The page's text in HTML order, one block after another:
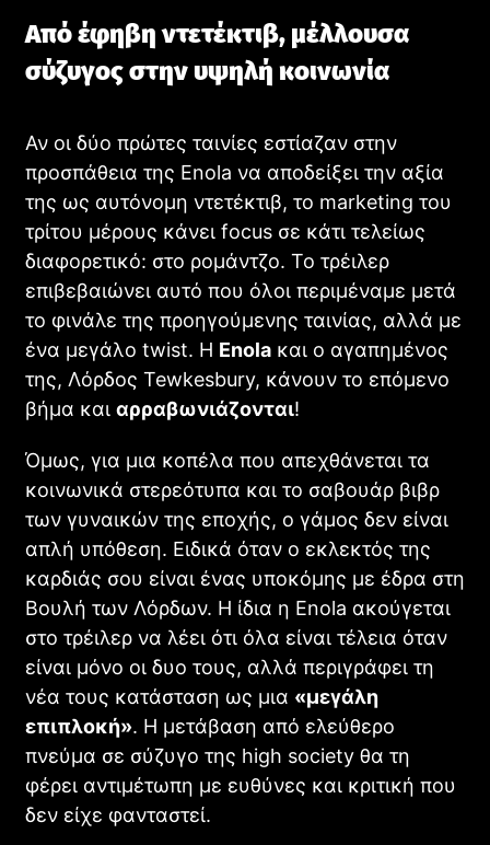
Blade Runner 2099: Πρώτο Teaser για τη Νέα Sci-Fi
Σειρά με τη Michelle Yeoh
STREAMING
Ebenezer: Ο Johnny Depp Μεταμορφώνεται στον
Σκοτεινό Scrooge του Ti West
CINEMA
Από έφηβη ντετέκτιβ, μέλλουσα
σύζυγος στην υψηλή κοινωνία
Αν οι δύο πρώτες ταινίες εστίαζαν στην
προσπάθεια της Enola να αποδείξει την αξία
της ως αυτόνομη ντετέκτιβ, το marketing του
τρίτου μέρους κάνει focus σε κάτι τελείως
διαφορετικό: στο ρομάντζο. Το τρέιλερ
επιβεβαιώνει αυτό που όλοι περιμέναμε μετά
το φινάλε της προηγούμενης ταινίας, αλλά με
ένα μεγάλο twist. Η Enolaκαι ο αγαπημένος
της, Λόρδος Tewkesbury, κάνουν το επόμενο
βήμα και αρραβωνιάζονται!
Όμως, για μια κοπέλα που απεχθάνεται τα
κοινωνικά στερεότυπα και το σαβουάρ βιβρ
των γυναικών της εποχής, ο γάμος δεν είναι
απλή υπόθεση. Ειδικά όταν ο εκλεκτός της
καρδιάς σου είναι ένας υποκόμης με έδρα στη
Βουλή των Λόρδων. Η ίδια η Enola ακούγεται
στο τρέιλερ να λέει ότι όλα είναι τέλεια όταν
είναι μόνο οι δυο τους, αλλά περιγράφει τη
νέα τους κατάσταση ως μια «μεγάλη
επιπλοκή». Η μετάβαση από ελεύθερο
πνεύμα σε σύζυγο της high society θα τη
φέρει αντιμέτωπη με ευθύνες και κριτική που
δεν είχε φανταστεί.